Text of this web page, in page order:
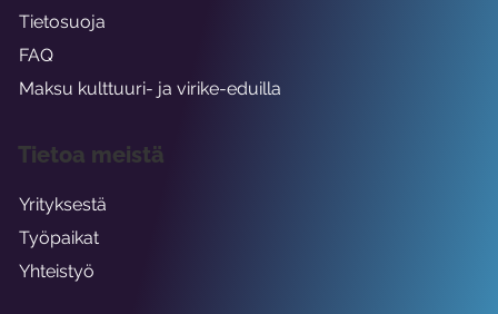
Tietosuoja
FAQ
Maksu kulttuuri- ja virike-eduilla
Tietoa meistä
Yrityksestä
Työpaikat
Yhteistyö